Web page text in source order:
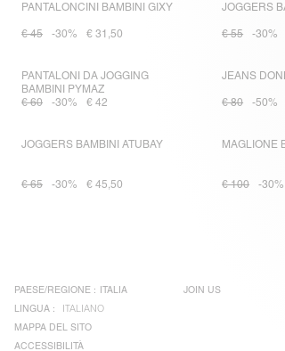
PANTALONCINI BAMBINI GIXY
€ 45 -30% € 31,50
JOGGERS
€ 55 -30%
PANTALONI DA JOGGING
BAMBINI PYMAZ
€ 60
-30% € 42
JEANS
€ 80 -50%
JOGGERS BAMBINI ATUBAY
€ 65 -30% € 45,50
MAGLIONE
€ 100 -30%
PAESE/REGIONE : ITALIA
LINGUA :
ITALIANO
MAPPA DEL SITO
ACCESSIBILITÀ
JOIN US